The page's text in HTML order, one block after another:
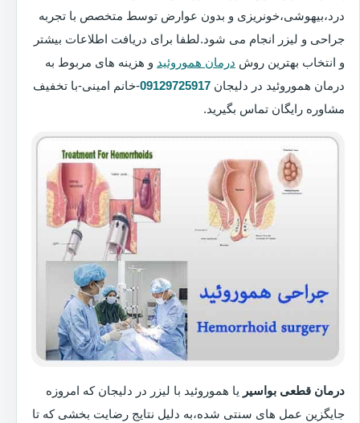
درد،بیهوشی،خونریزی و بدون عوارض توسط متخصص با تجربه
جراحی و لیزر انجام می شود.لطفا برای دریافت اطلاعات بیشتر
و انتخاب بهترین روش درمان هموروئید و هزینه های مربوط به
درمان هموروئید در دلیجان 09129725917-خانم امینی-با تخفیف
مشاوره رایگان تماس بگیرید.
درمان قطعی بواسیر یا هموروئید با لیزر در دلیجان که امروزه
جایگزین عمل های سنتی شده،به دلیل نتایج رضایت بخشی که تا